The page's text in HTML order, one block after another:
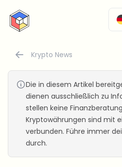
CryptoTicker
Krypto News
Die in diesem Artikel
dienen ausschließlich zu
stellen keine
Kryptowährungen sind mit
verbunden. Führe immer
durch.